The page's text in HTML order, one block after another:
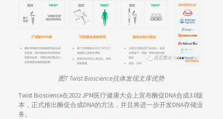
图7 Twist Bioscience抗体发现文库优势
Twist Bioscience在2022 JPM医疗健康大会上宣布酶促DNA合成3.0版
本，正式推出酶促合成DNA的方法，并且将进一步开发DNA存储业
务。